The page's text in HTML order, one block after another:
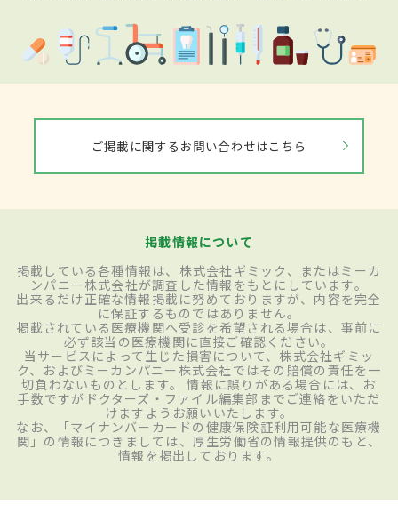
ご掲載に関するお問い合わせはこちら
掲載情報について
掲載している各種情報は、株式会社ギミック、またはミーカ
ンパニー株式会社が調査した情報をもとにしています。
出来るだけ正確な情報掲載に努めておりますが、内容を完全
に保証するものではありません。
掲載されている医療機関へ受診を希望される場合は、事前に
必ず該当の医療機関に直接ご確認ください。
当サービスによって生じた損害について、株式会社ギミッ
ク、およびミーカンパニー株式会社ではその賠償の責任を一
切負わないものとします。 情報に誤りがある場合には、お
手数ですがドクターズ・ファイル編集部までご連絡をいただ
けますようお願いいたします。
なお、「マイナンバーカードの健康保険証利用可能な医療機
関」の情報につきましては、厚生労働省の情報提供のもと、
情報を掲出しております。